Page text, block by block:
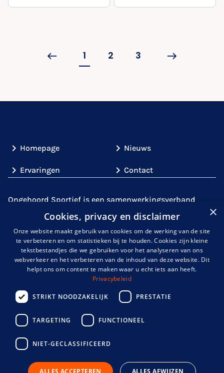
1 2 3
Homepage
Ervaringen
Nieuws
Contact
Ongehoord Sportief is een samenwerkingsverband
tussen partijen uit de sport (
Gehandicaptensport
KNDSB NOC*NSF
expertise over doof- en slechthorendheid,
zoalsKentalis. Gezamenlijk gaan wij de uitdaging aan
om de sportparticipatie onder mensen met een
auditieve handicap te verhogen en de belemmeringen
info@ongehoordsportief.nl
×
Cookies, privacy en disclaimer
Onze website maakt gebruik van cookies om de werking van de site
te verbeteren en om statistieken bij te houden. Cookies zijn kleine
tekstbestandjes die we gebruiken voor het analyseren van ons
webverkeer en het verbeteren van de inhoud van deze website. Dit
helpt ons om content te maken waar u echt iets aan heeft.
Privacybeleid
STRIKT NOODZAKELIJK PRESTATIE
TARGETING FUNCTIONEEL
NIET-GECLASSIFICEERD
ALLES ACCEPTEREN ALLES AFWIJZEN